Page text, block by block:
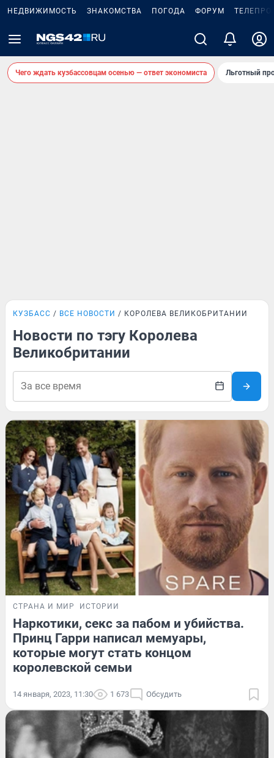
НЕДВИЖИМОСТЬ ЗНАКОМСТВА ПОГОДА ФОРУМ
Чего ждать кузбассовцам осенью — ответ экономиста Льготный
КУЗБАСС ВСЕ НОВОСТИ КОРОЛЕВА ВЕЛИКОБРИТАНИИ
Новости по тэгу Королева
Великобритании
СТРАНА И МИР ИСТОРИИ
Наркотики, секс за пабом и убийства.
Принц Гарри написал мемуары,
которые могут стать концом
королевской семьи
14 января, 2023, 11:30 1 673 Обсудить